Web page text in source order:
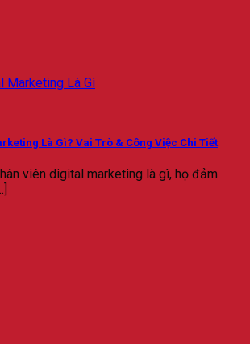
Là Gì? Vai Trò & Công Việc Chi Tiết
viên digital marketing là gì, họ đảm